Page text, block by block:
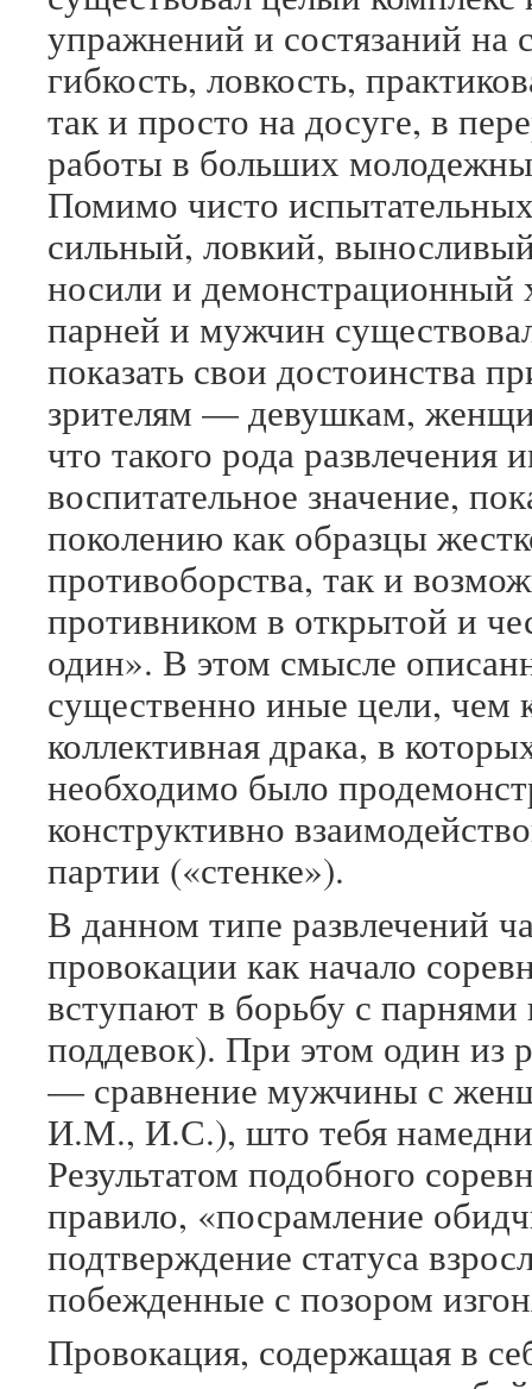
упражнений и состязаний на
гибкость, ловкость,
так и просто на досуге, в
работы в больших
Помимо чисто
сильный, ловкий,
носили и демонстрационный
парней и мужчин
показать свои достоинства
зрителям — девушкам,
что такого рода развлечения
воспитательное значение,
поколению как образцы
противоборства, так и
противником в открытой и
один». В этом смысле
существенно иные цели, чем
коллективная драка, в
необходимо было
конструктивно
партии («стенке»).
В данном типе развлечений
провокации как начало
вступают в борьбу с
поддевок). При этом один из
— сравнение мужчины с
И.М., И.С.), што тебя
Результатом подобного
правило, «посрамление
подтверждение статуса
побежденные с позором
Провокация, содержащая в